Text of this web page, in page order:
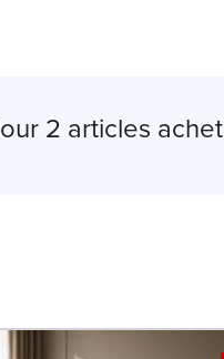
2 articles